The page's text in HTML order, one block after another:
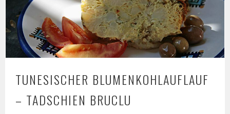
TUNESISCHER BLUMENKOHLAUFLAUF
– TADSCHIEN BRUCLU